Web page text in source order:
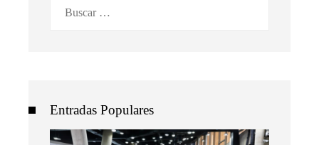
Entradas Populares